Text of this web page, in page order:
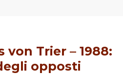
ARCHIVIO
von Trier – 1988:
opposti